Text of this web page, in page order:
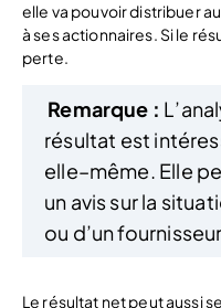
elle va pouvoir distribuer
à ses actionnaires. Si le
perte.
Remarque :
résultat est
elle–même. Elle
un avis sur la
ou d’un
Le résultat net peut aussi